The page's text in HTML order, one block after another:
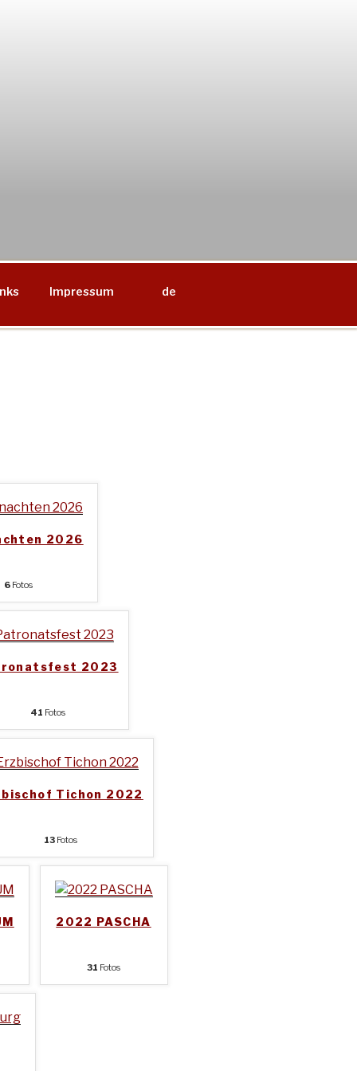
Impressum de
2026
6 Fotos
2023
41 Fotos
Tichon 2022
13 Fotos
2022 PASCHA
31 Fotos